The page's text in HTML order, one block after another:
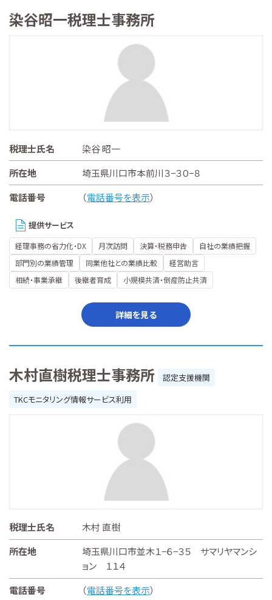
染谷昭一税理士事務所
税理士氏名
染谷 昭一
所在地
埼玉県川口市本前川３−３０−８
電話番号
（電話番号を表示）
提供サービス
経理事務の省力化・DX 月次訪問 決算・税務申告
自社の業績把握
部門別の業績管理
同業他社との業績比較
経営助言
相続・事業承継
後継者育成 小規模共済・倒産防止共済
詳細を見る
木村直樹税理士事務所
認定支援機関
TKCモニタリング情報サービス利用
税理士氏名
木村 直樹
所在地
埼玉県川口市並木１−６−３５ サマリヤマンシ
ョン １１４
電話番号
（電話番号を表示）